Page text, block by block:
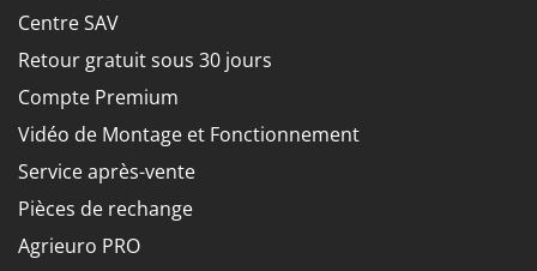
W
Waldner
Weber
WIDU
Wiper EcoRobot
Wolf Garten
Wortex
Centre SAV
Retour gratuit sous 30 jours
Compte Premium
Vidéo de Montage et Fonctionnement
Service après-vente
Pièces de rechange
Agrieuro PRO